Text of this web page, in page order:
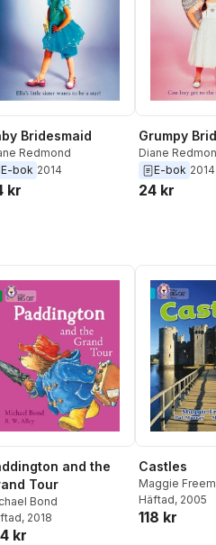
Bridesmaid
Redmond
E-bok 2014
kr
Grumpy
Diane
E-bok 2014
24 kr
and the
Tour
Bond
, 2018
kr
Castles
Maggie
Moon
Häftad, 2005
118 kr